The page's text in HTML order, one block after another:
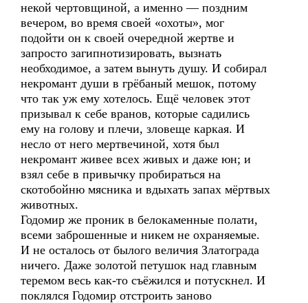
некой чертовщиной, а именно — поздним
вечером, во время своей «охоты», мог
подойти он к своей очередной жертве и
запросто загипнотизировать, вызнать
необходимое, а затем вынуть душу. И собирал
некромант души в грёбаный мешок, потому
что так уж ему хотелось. Ещё человек этот
призывал к себе вранов, которые садились
ему на голову и плечи, зловеще каркая. И
несло от него мертвечиной, хотя был
некромант живее всех живых и даже юн; и
взял себе в привычку пробираться на
скотобойню мясника и вдыхать запах мёртвых
животных.
Годомир же проник в белокаменные полати,
всеми заброшенные и никем не охраняемые.
И не осталось от былого величия Златограда
ничего. Даже золотой петушок над главным
теремом весь как-то съёжился и потускнел. И
поклялся Годомир отстроить заново